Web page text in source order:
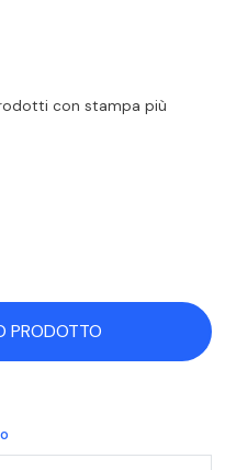
con stampa più
PRODOTTO